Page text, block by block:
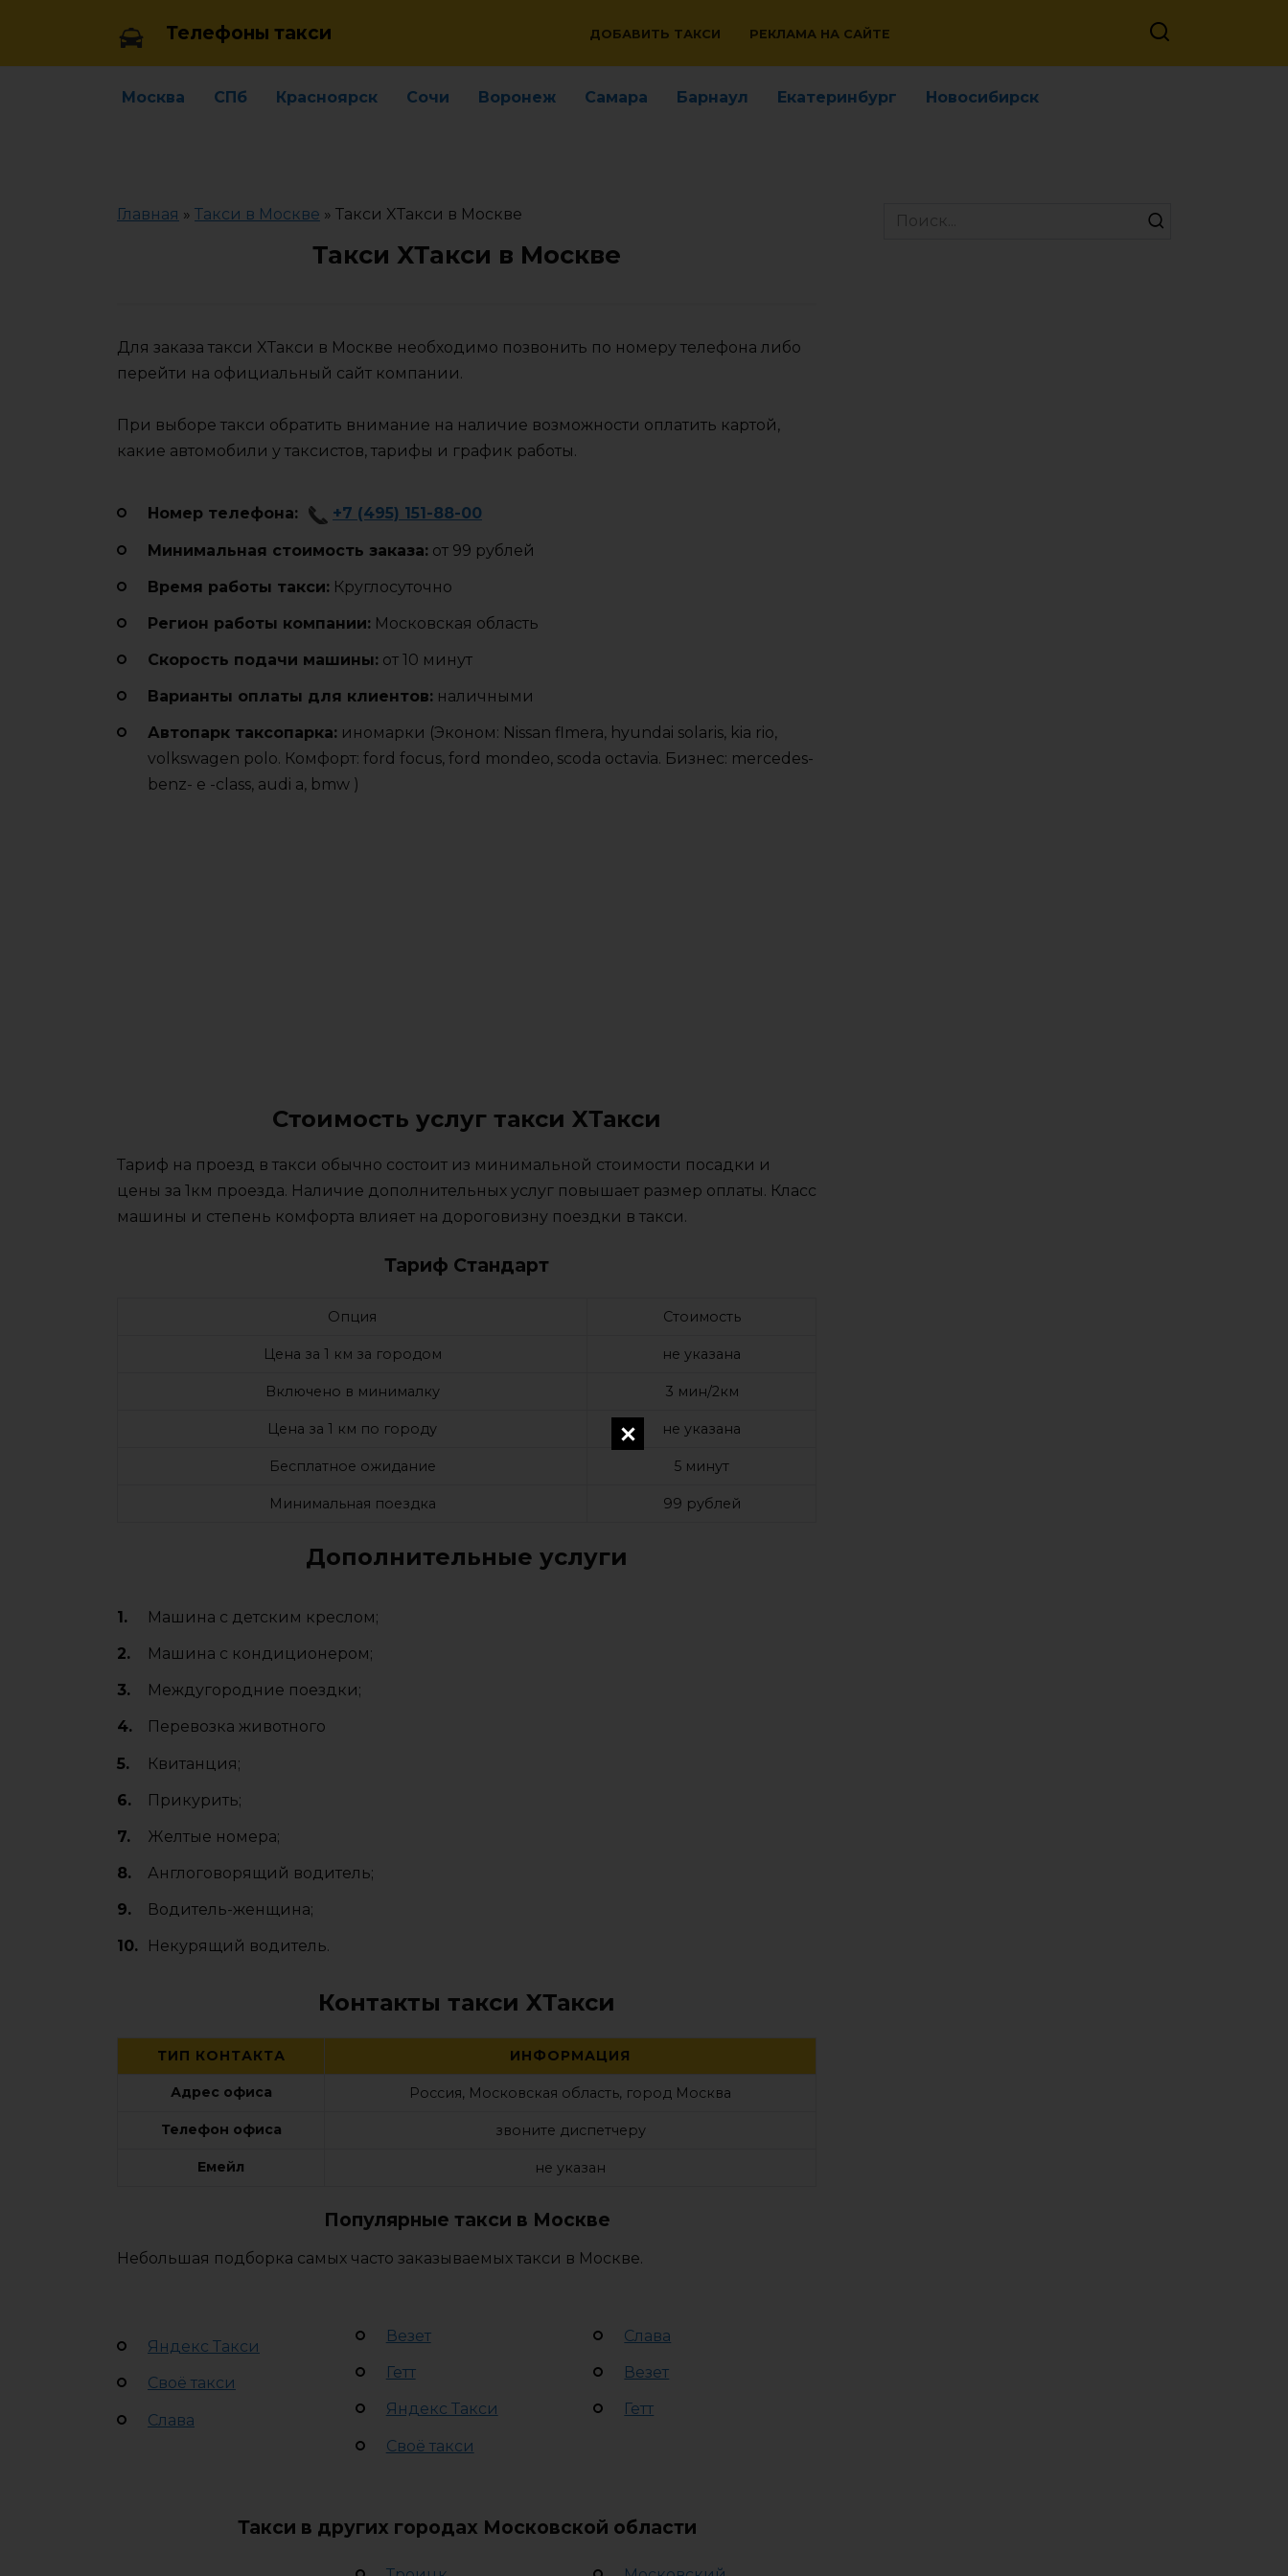
Телефоны такси ДОБАВИТЬ ТАКСИ РЕКЛАМА НА САЙТЕ
Москва СПб Красноярск Сочи Воронеж Самара Барнаул Екатеринбург Новосибирск
Главная » Такси в Москве » Такси XТакси в Москве
Такси XТакси в Москве
Для заказа такси XТакси в Москве необходимо позвонить по номеру телефона либо
перейти на официальный сайт компании.
При выборе такси обратить внимание на наличие возможности оплатить картой,
какие автомобили у таксистов, тарифы и график работы.
Номер телефона: +7 (495) 151-88-00
Минимальная стоимость заказа: от 99 рублей
Время работы такси: Круглосуточно
Регион работы компании: Московская область
Cкорость подачи машины: от 10 минут
Варианты оплаты для клиентов: наличными
Автопарк таксопарка: иномарки (Эконом: Nissan flmera, hyundai solaris, kia rio,
volkswagen polo. Комфорт: ford focus, ford mondeo, scoda octavia. Бизнес: mercedes-
benz- e -class, audi a, bmw )
Стоимость услуг такси XТакси
Тариф на проезд в такси обычно состоит из минимальной стоимости посадки и
цены за 1км проезда. Наличие дополнительных услуг повышает размер оплаты. Класс
машины и степень комфорта влияет на дороговизну поездки в такси.
Тариф Стандарт
Опция Стоимость
Цена за 1 км за городом не указана
Включено в минималку 3 мин/2км
Цена за 1 км по городу не указана
Бесплатное ожидание 5 минут
Минимальная поездка 99 рублей
Дополнительные услуги
Машина с детским креслом;
Машина с кондиционером;
Междугородние поездки;
Перевозка животного
Квитанция;
Прикурить;
Желтые номера;
Англоговорящий водитель;
Водитель-женщина;
Некурящий водитель.
Контакты такси XТакси
ТИП КОНТАКТА ИНФОРМАЦИЯ
Адрес офиса Россия, Московская область, город Москва
Телефон офиса звоните диспетчеру
Емейл не указан
Популярные такси в Москве
Небольшая подборка самых часто заказываемых такси в Москве.
Яндекс Такси
Своё такси
Слава
Везет
Гетт
Яндекс Такси
Своё такси
Слава
Везет
Гетт
Такси в других городах Московской области
Search